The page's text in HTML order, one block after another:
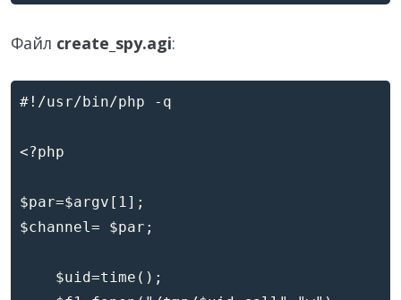
Файл create_spy.agi:
#!/usr/bin/php -q
<?php
$par=$argv[1];
$channel= $par;